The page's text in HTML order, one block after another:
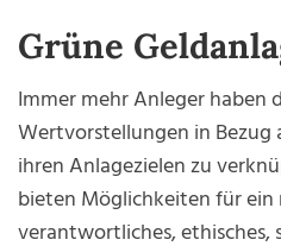
Grüne
Immer mehr Anleger haben
Wertvorstellungen in
ihren Anlagezielen zu
bieten Möglichkeiten für ein
verantwortliches, ethisches,